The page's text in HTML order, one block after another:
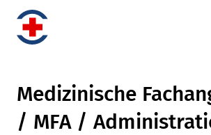
Medizinische
/ MFA /